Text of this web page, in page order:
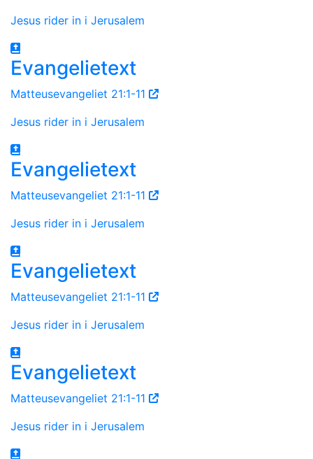
Jesus rider in i Jerusalem
Evangelietext
Matteusevangeliet 21:1-11
Jesus rider in i Jerusalem
Evangelietext
Matteusevangeliet 21:1-11
Jesus rider in i Jerusalem
Evangelietext
Matteusevangeliet 21:1-11
Jesus rider in i Jerusalem
Evangelietext
Matteusevangeliet 21:1-11
Jesus rider in i Jerusalem